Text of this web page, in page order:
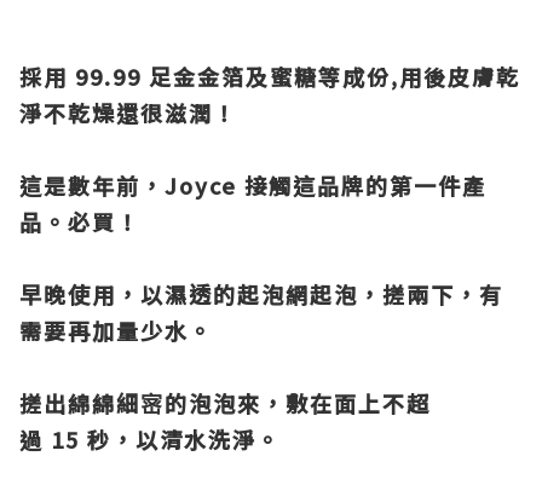
採用 99.99 足金金箔及蜜糖等成份,用後皮膚乾
淨不乾燥還很滋潤！
這是數年前，Joyce 接觸這品牌的第一件產
品。必買！
早晚使用，以濕透的起泡網起泡，搓兩下，有
需要再加量少水。
搓出綿綿細宻的泡泡來，敷在面上不超
過 15 秒，以清水洗淨。